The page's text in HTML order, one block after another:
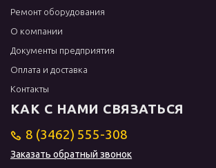
Ремонт оборудования
О компании
Документы предприятия
Оплата и доставка
Контакты
КАК С НАМИ СВЯЗАТЬСЯ
8 (3462) 555-308
Заказать обратный звонок